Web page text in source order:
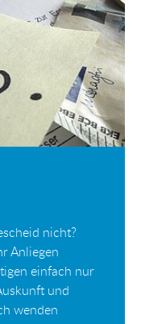
nicht?
Anliegen
einfach nur
und
wenden